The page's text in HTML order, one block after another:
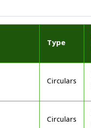
Type
Circulars
Circulars